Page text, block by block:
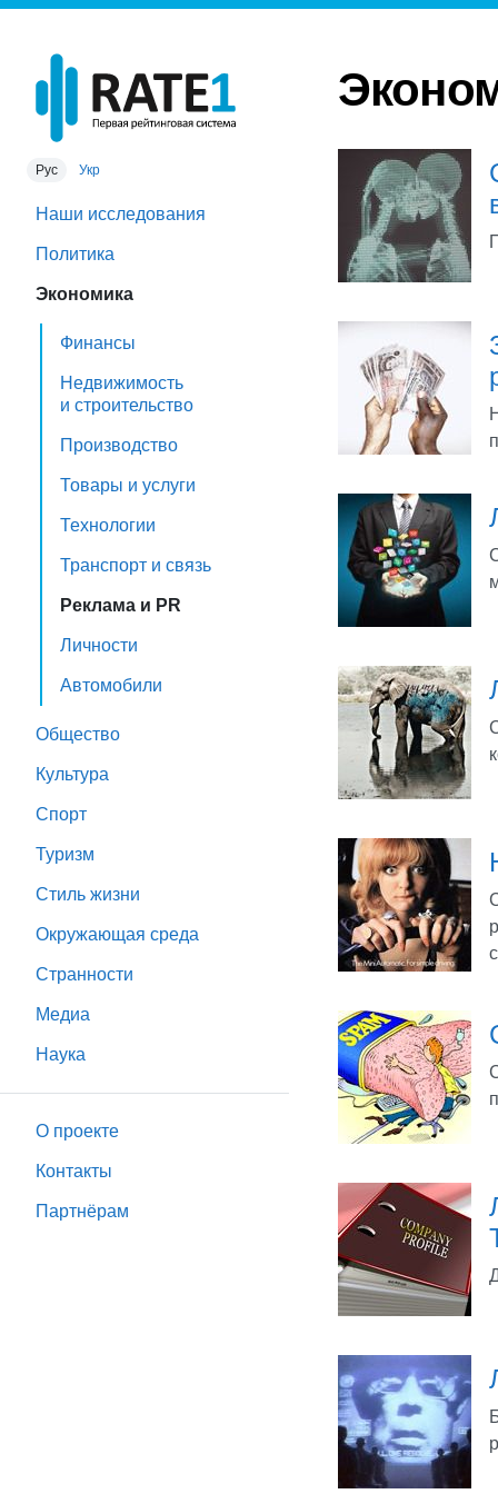
Рус Укр
Наши исследования
Политика
Экономика
Финансы
Недвижимость
и строительство
Производство
Товары и услуги
Технологии
Транспорт и связь
Реклама и PR
Личности
Автомобили
Общество
Культура
Спорт
Туризм
Стиль жизни
Окружающая среда
Странности
Медиа
Наука
О проекте
Контакты
Партнёрам